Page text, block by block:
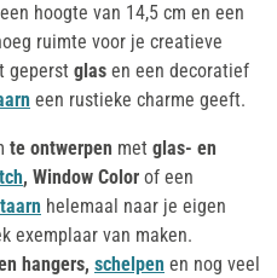
hoogte van 14,5 cm en een
ruimte voor je creatieve
geperst glas en een decoratief
een rustieke charme geeft.
te ontwerpen met glas- en
, Window Color of een
helemaal naar je eigen
exemplaar van maken.
hangers, schelpen en nog veel